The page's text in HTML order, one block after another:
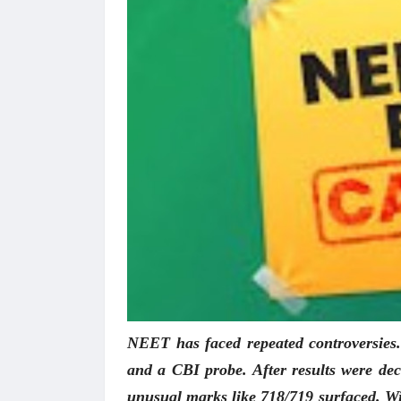
NEET has faced repeated
and a CBI probe. After results were
unusual marks like 718/719 surfaced.